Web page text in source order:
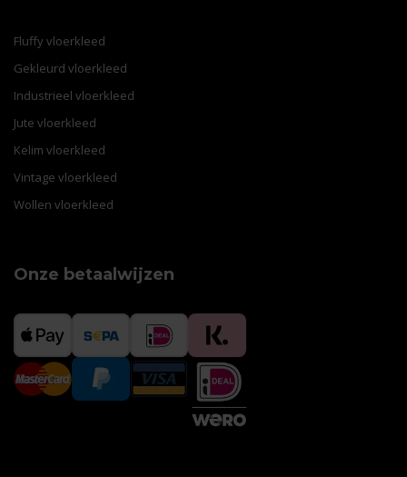
Fluffy vloerkleed
Gekleurd vloerkleed
Industrieel vloerkleed
Jute vloerkleed
Kelim vloerkleed
Vintage vloerkleed
Wollen vloerkleed
Onze betaalwijzen